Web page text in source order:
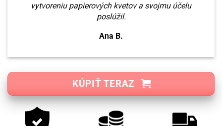
vytvoreniu papierových kvetov a svojmu účelu
poslúžil.
Ana B.
KÚPIŤ TERAZ